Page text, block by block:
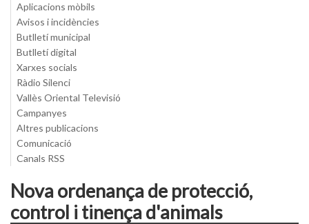
Aplicacions mòbils
Avisos i incidències
Butlletí municipal
Butlletí digital
Xarxes socials
Ràdio Silenci
Vallès Oriental Televisió
Campanyes
Altres publicacions
Comunicació
Canals RSS
Nova ordenança de protecció,
control i tinença d'animals